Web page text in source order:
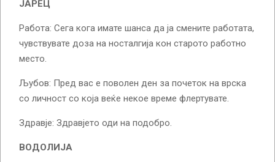
ЈАРЕЦ
Работа: Сега кога имате шанса да ја смените работата,
чувствувате доза на носталгија кон старото работно
место.
Љубов: Пред вас е поволен ден за почеток на врска
со личност со која веќе некое време флертувате.
Здравје: Здравјето оди на подобро.
ВОДОЛИЈА